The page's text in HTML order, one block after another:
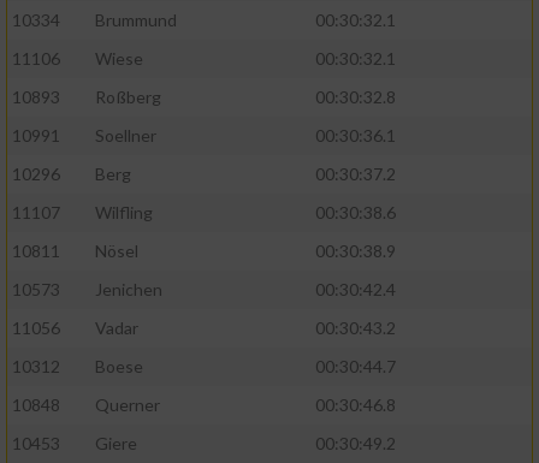
10334
Brummund
00:30:32.1
11106
Wiese
00:30:32.1
10893
Roßberg
00:30:32.8
10991
Soellner
00:30:36.1
10296
Berg
00:30:37.2
11107
Wilfling
00:30:38.6
10811
Nösel
00:30:38.9
10573
Jenichen
00:30:42.4
11056
Vadar
00:30:43.2
10312
Boese
00:30:44.7
10848
Querner
00:30:46.8
10453
Giere
00:30:49.2